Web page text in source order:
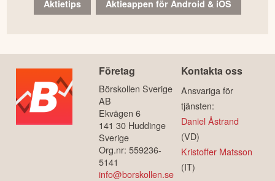
Aktietips Aktieappen för Android & iOS
Företag
Börskollen Sverige
AB
Ekvägen 6
141 30 Huddinge
Sverige
Org.nr: 559236-
5141
info@borskollen.se
Kontakta oss
Ansvariga för
tjänsten:
Daniel Åstrand
(VD)
Kristoffer Matsson
(IT)